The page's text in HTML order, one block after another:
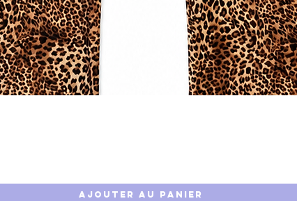
Ajouter au panier